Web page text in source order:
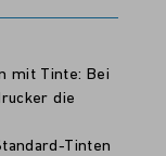
mit Tinte: Bei
die
Tinten